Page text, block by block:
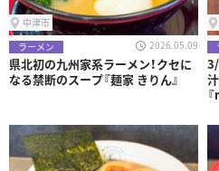
中津市
ラーメン
2026.05.09
県北初の九州家系ラーメン！クセに
なる禁断のスープ『麺家 きりん』